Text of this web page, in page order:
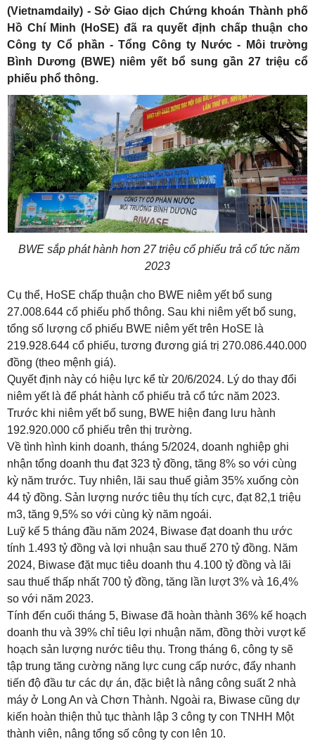
(Vietnamdaily) - Sở Giao dịch Chứng khoán Thành phố
Hồ Chí Minh (HoSE) đã ra quyết định chấp thuận cho
Công ty Cổ phần - Tổng Công ty Nước - Môi trường
Bình Dương (BWE) niêm yết bổ sung gần 27 triệu cổ
phiếu phổ thông.
BWE sắp phát hành hơn 27 triệu cổ phiếu trả cổ tức năm
2023
Cụ thể, HoSE chấp thuận cho BWE niêm yết bổ sung
27.008.644 cổ phiếu phổ thông. Sau khi niêm yết bổ sung,
tổng số lượng cổ phiếu BWE niêm yết trên HoSE là
219.928.644 cổ phiếu, tương đương giá trị 270.086.440.000
đồng (theo mệnh giá).
Quyết định này có hiệu lực kể từ 20/6/2024. Lý do thay đổi
niêm yết là để phát hành cổ phiếu trả cổ tức năm 2023.
Trước khi niêm yết bổ sung, BWE hiện đang lưu hành
192.920.000 cổ phiếu trên thị trường.
Về tình hình kinh doanh, tháng 5/2024, doanh nghiệp ghi
nhận tổng doanh thu đạt 323 tỷ đồng, tăng 8% so với cùng
kỳ năm trước. Tuy nhiên, lãi sau thuế giảm 35% xuống còn
44 tỷ đồng. Sản lượng nước tiêu thụ tích cực, đạt 82,1 triệu
m3, tăng 9,5% so với cùng kỳ năm ngoái.
Luỹ kế 5 tháng đầu năm 2024, Biwase đạt doanh thu ước
tính 1.493 tỷ đồng và lợi nhuận sau thuế 270 tỷ đồng. Năm
2024, Biwase đặt mục tiêu doanh thu 4.100 tỷ đồng và lãi
sau thuế thấp nhất 700 tỷ đồng, tăng lần lượt 3% và 16,4%
so với năm 2023.
Tính đến cuối tháng 5, Biwase đã hoàn thành 36% kế hoạch
doanh thu và 39% chỉ tiêu lợi nhuận năm, đồng thời vượt kế
hoạch sản lượng nước tiêu thụ. Trong tháng 6, công ty sẽ
tập trung tăng cường năng lực cung cấp nước, đẩy nhanh
tiến độ đầu tư các dự án, đặc biệt là nâng công suất 2 nhà
máy ở Long An và Chơn Thành. Ngoài ra, Biwase cũng dự
kiến hoàn thiện thủ tục thành lập 3 công ty con TNHH Một
thành viên, nâng tổng số công ty con lên 10.